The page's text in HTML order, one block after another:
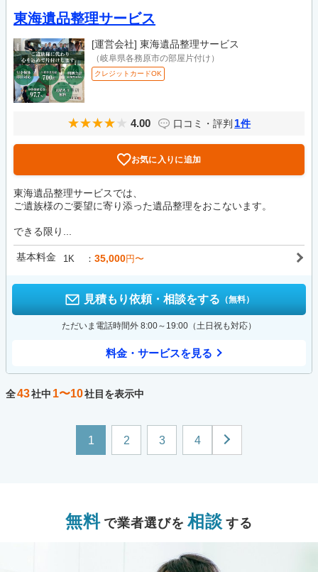
東海遺品整理サービス
[運営会社] 東海遺品整理サービス
（岐阜県各務原市の部屋片付け）
クレジットカードOK
4.00 口コミ・評判 1件
お気に入りに追加
東海遺品整理サービスでは、
ご遺族様のご要望に寄り添った遺品整理をおこないます。
できる限り...
基本料金 1K 35,000円〜
見積もり依頼・相談をする （無料）
ただいま電話時間外 8:00～19:00（土日祝も対応）
料金・サービスを見る
全43社中 1〜10社目を表示中
1 2 3 4
無料 で業者選びを 相談 する